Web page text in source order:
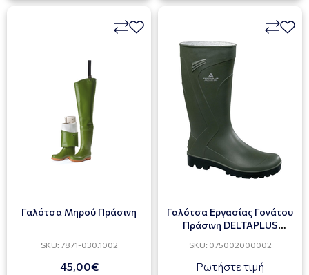
Γαλότσα Μηρού Πράσινη
SKU: 7871-030.1002
45,00€
Γαλότσα Εργασίας Γονάτου
Πράσινη DELTAPLUS
SKU: 075002000002
Ρωτήστε τιμή